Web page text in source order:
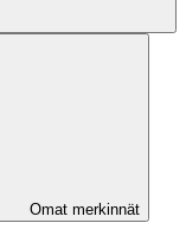
Omat merkinnät